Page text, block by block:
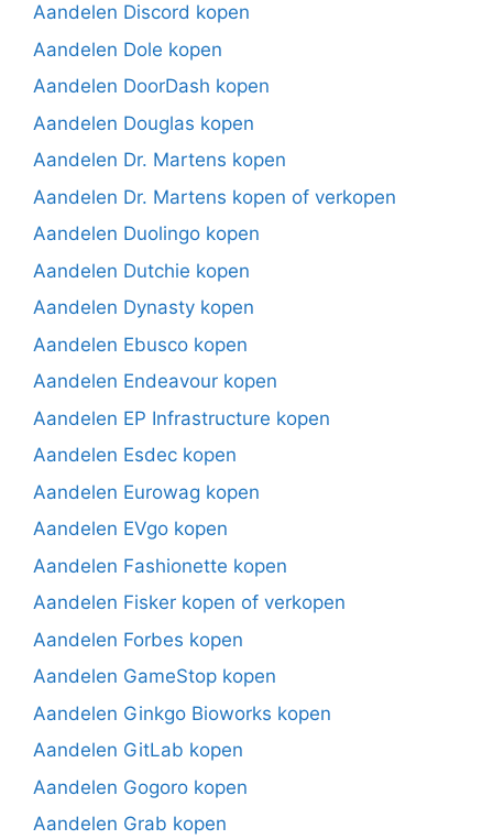
Aandelen Discord kopen
Aandelen Dole kopen
Aandelen DoorDash kopen
Aandelen Douglas kopen
Aandelen Dr. Martens kopen
Aandelen Dr. Martens kopen of verkopen
Aandelen Duolingo kopen
Aandelen Dutchie kopen
Aandelen Dynasty kopen
Aandelen Ebusco kopen
Aandelen Endeavour kopen
Aandelen EP Infrastructure kopen
Aandelen Esdec kopen
Aandelen Eurowag kopen
Aandelen EVgo kopen
Aandelen Fashionette kopen
Aandelen Fisker kopen of verkopen
Aandelen Forbes kopen
Aandelen GameStop kopen
Aandelen Ginkgo Bioworks kopen
Aandelen GitLab kopen
Aandelen Gogoro kopen
Aandelen Grab kopen